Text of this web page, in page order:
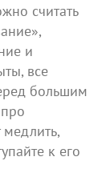
считать
и
все
большим
к его